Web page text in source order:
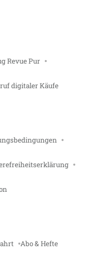
Revue Pur
digitaler Käufe
Abo & Hefte